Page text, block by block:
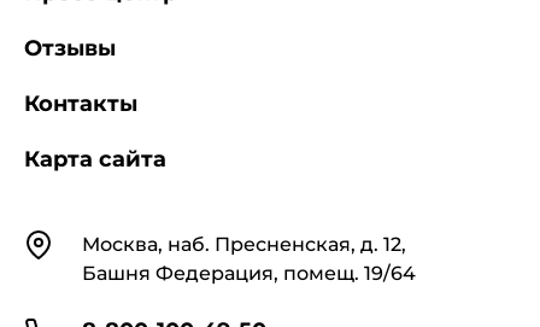
КонтактыМосква, наб. Пресненская, д. 12,
Башня Федерация, помещ. 19/64
Отзывы
Контакты
Карта сайта